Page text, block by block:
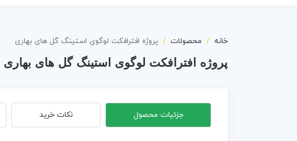
خانه محصولات پروژه افترافکت لوگوی استینگ گل های بهاری
پروژه افترافکت لوگوی استینگ گل های بهاری
جزئیات محصول نکات خرید